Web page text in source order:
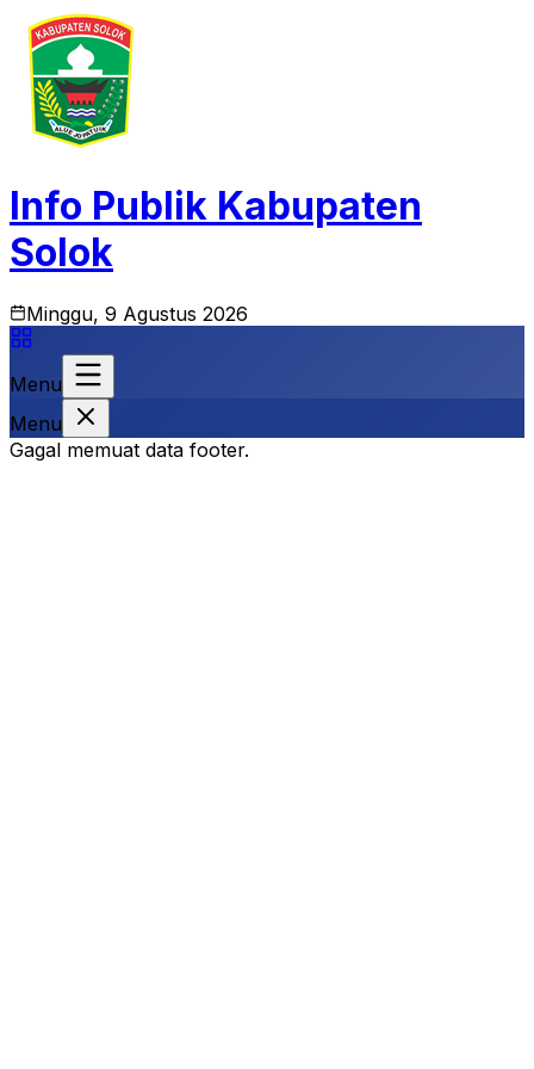
Info Publik Kabupaten
Solok
Minggu, 9 Agustus 2026
Menu
Menu
Gagal memuat data footer.